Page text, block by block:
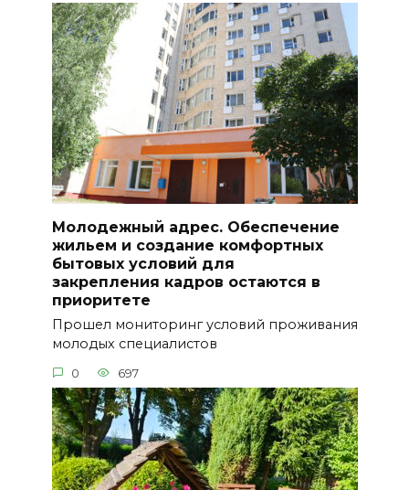
Молодежный адрес. Обеспечение
жильем и создание комфортных
бытовых условий для
закрепления кадров остаются в
приоритете
Прошел мониторинг условий проживания
молодых специалистов
0 697